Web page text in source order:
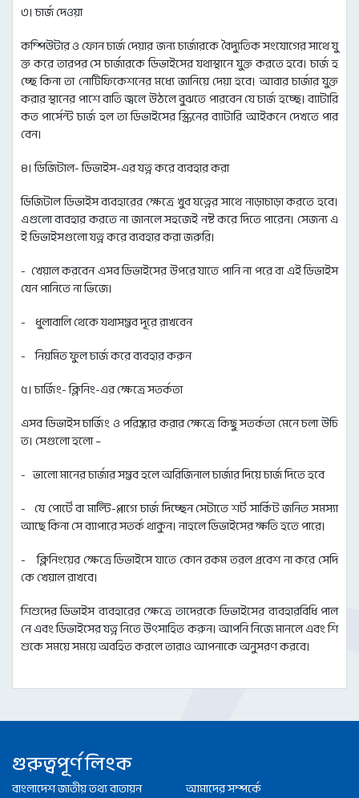
৩। চার্জ দেওয়া
কম্পিউটার ও ফোন চার্জ দেয়ার জন্য চার্জারকে বৈদ্যুতিক সংযোগের সাথে যু
ক্ত করে তারপর সে চার্জারকে ডিভাইসের যথাস্থানে যুক্ত করতে হবে। চার্জ হ
চ্ছে কিনা তা নোটিফিকেশনের মধ্যে জানিয়ে দেয়া হবে। আবার চার্জার যুক্ত
করার স্থানের পাশে বাতি জ্বলে উঠলে বুঝতে পারবেন যে চার্জ হচ্ছে। ব্যাটারি
কত পার্সেন্ট চার্জ হল তা ডিভাইসের স্ক্রিনের ব্যাটারি আইকনে দেখতে পার
বেন।
৪। ডিজিটাল- ডিভাইস-এর যত্ন করে ব্যবহার করা
ডিজিটাল ডিভাইস ব্যবহারের ক্ষেত্রে খুব যত্নের সাথে নাড়াচাড়া করতে হবে।
এগুলো ব্যবহার করতে না জানলে সহজেই নষ্ট করে দিতে পারেন। সেজন্য এ
ই ডিভাইসগুলো যত্ন করে ব্যবহার করা জরুরি।
- খেয়াল করবেন এসব ডিভাইসের উপরে যাতে পানি না পরে বা এই ডিভাইস
যেন পানিতে না ভিজে।
- ধুলাবালি থেকে যথাসম্ভব দূরে রাখবেন
- নিয়মিত ফুল চার্জ করে ব্যবহার করুন
৫। চার্জিং- ক্লিনিং-এর ক্ষেত্রে সতর্কতা
এসব ডিভাইস চার্জিং ও পরিষ্কার করার ক্ষেত্রে কিছু সতর্কতা মেনে চলা উচি
ত। সেগুলো হলো –
- ভালো মানের চার্জার সম্ভব হলে অরিজিনাল চার্জার দিয়ে চার্জ দিতে হবে
- যে পোর্টে বা মাল্টি-প্লাগে চার্জ দিচ্ছেন সেটাতে শর্ট সার্কিট জনিত সমস্যা
আছে কিনা সে ব্যাপারে সতর্ক থাকুন। নাহলে ডিভাইসের ক্ষতি হতে পারে।
- ক্লিনিংয়ের ক্ষেত্রে ডিভাইসে যাতে কোন রকম তরল প্রবেশ না করে সেদি
কে খেয়াল রাখবে।
শিশুদের ডিভাইস ব্যবহারের ক্ষেত্রে তাদেরকে ডিভাইসের ব্যবহারবিধি পাল
নে এবং ডিভাইসের যত্ন নিতে উৎসাহিত করুন। আপনি নিজে মানলে এবং শি
শুকে সময়ে সময়ে অবহিত করলে তারাও আপনাকে অনুসরণ করবে।
গুরুত্বপূর্ণ লিংক
বাংলাদেশ জাতীয় তথ্য বাতায়ন আমাদের সম্পর্কে